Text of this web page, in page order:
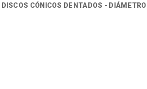
DISCOS CÓNICOS DENTADOS -